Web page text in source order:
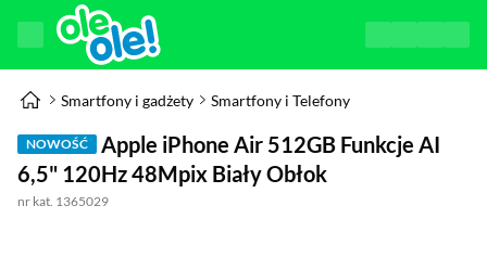
Smartfony i gadżety Smartfony i Telefony
NOWOŚĆ
Apple iPhone Air 512GB Funkcje AI
6,5" 120Hz 48Mpix Biały Obłok
nr kat. 1365029